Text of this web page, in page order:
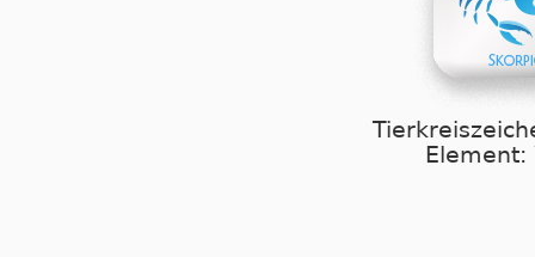
Element: